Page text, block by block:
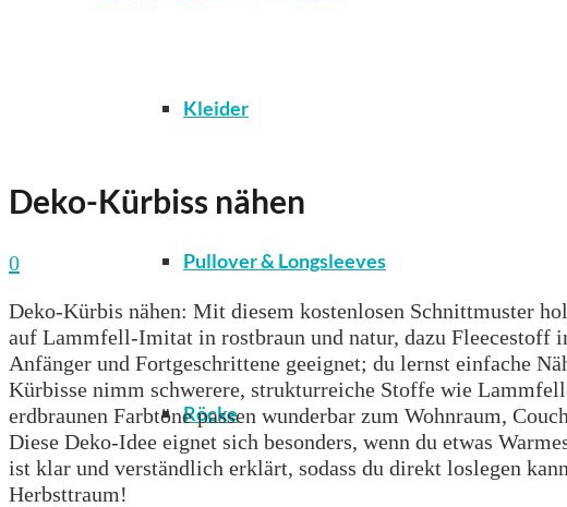
Kleider
Pullover & Longsleeves
Röcke
Deko-Kürbiss nähen
0
Deko-Kürbis nähen: Mit diesem kostenlosen Schnittmuster
auf Lammfell-Imitat in rostbraun und natur, dazu Fleecestoff
Anfänger und Fortgeschrittene geeignet; du lernst einfache
Kürbisse nimm schwerere, strukturreiche Stoffe wie
erdbraunen Farbtöne passen wunderbar zum Wohnraum,
Diese Deko-Idee eignet sich besonders, wenn du etwas
ist klar und verständlich erklärt, sodass du direkt loslegen
Herbsttraum!